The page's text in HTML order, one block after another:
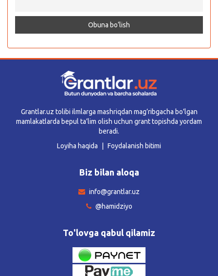
Grantlar.uz tolibi ilmlarga mashriqdan mag’ribgacha bo’lgan
mamlakatlarda bepul ta’lim olish uchun grant topishda yordam
beradi.
Loyiha haqida
Foydalanish bitimi
Biz bilan aloqa
info@grantlar.uz
@hamidziyo
To'lovga qabul qilamiz